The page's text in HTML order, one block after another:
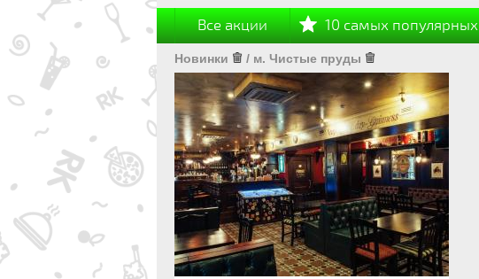
Все акции 10 самых популярных
Новинки / м. Чистые пруды